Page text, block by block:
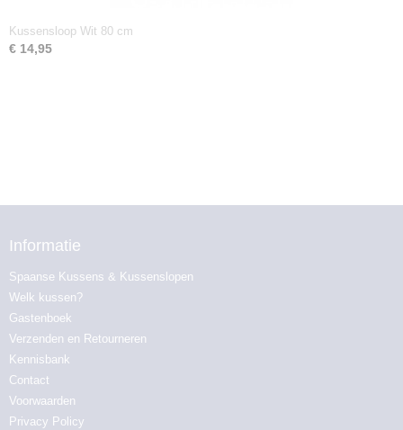
Kussensloop Wit 80 cm
€ 14,95
Informatie
Spaanse Kussens & Kussenslopen
Welk kussen?
Gastenboek
Verzenden en Retourneren
Kennisbank
Contact
Voorwaarden
Privacy Policy